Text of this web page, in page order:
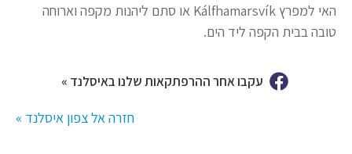
האי למפרץ Kálfhamarsvík או סתם ליהנות מקפה וארוחה
טובה בבית הקפה ליד הים.
עקבו אחר ההרפתקאות שלנו באיסלנד »
חזרה אל צפון איסלנד »